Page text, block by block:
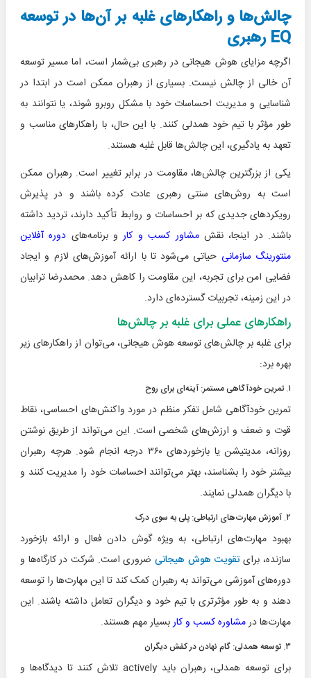
چالش‌ها و راهکارهای غلبه بر آن‌ها در توسعه
EQ رهبری
اگرچه مزایای هوش هیجانی در رهبری بی‌شمار است، اما مسیر توسعه
آن خالی از چالش نیست. بسیاری از رهبران ممکن است در ابتدا در
شناسایی و مدیریت احساسات خود با مشکل روبرو شوند، یا نتوانند به
طور مؤثر با تیم خود همدلی کنند. با این حال، با راهکارهای مناسب و
تعهد به یادگیری، این چالش‌ها قابل غلبه هستند.
یکی از بزرگترین چالش‌ها، مقاومت در برابر تغییر است. رهبران ممکن
است به روش‌های سنتی رهبری عادت کرده باشند و در پذیرش
رویکردهای جدیدی که بر احساسات و روابط تأکید دارند، تردید داشته
باشند. در اینجا، نقشمشاور کسب و کارو برنامه‌های دوره آفلاین
منتورینگ سازمانی حیاتی می‌شود تا با ارائه آموزش‌های لازم و ایجاد
فضایی امن برای تجربه، این مقاومت را کاهش دهد. محمدرضا ترابیان
در این زمینه، تجربیات گسترده‌ای دارد.
راهکارهای عملی برای غلبه بر چالش‌ها
برای غلبه بر چالش‌های توسعه هوش هیجانی، می‌توان از راهکارهای زیر
بهره برد:
۱. تمرین خودآگاهی مستمر: آینه‌ای برای روح
تمرین خودآگاهی شامل تفکر منظم در مورد واکنش‌های احساسی، نقاط
قوت و ضعف و ارزش‌های شخصی است. این می‌تواند از طریق نوشتن
روزانه، مدیتیشن یا بازخوردهای ۳۶۰ درجه انجام شود. هرچه رهبران
بیشتر خود را بشناسند، بهتر می‌توانند احساسات خود را مدیریت کنند و
با دیگران همدلی نمایند.
۲. آموزش مهارت‌های ارتباطی: پلی به سوی درک
بهبود مهارت‌های ارتباطی، به ویژه گوش دادن فعال و ارائه بازخورد
سازنده، برایتقویت هوش هیجانیضروری است. شرکت در کارگاه‌ها و
دوره‌های آموزشی می‌تواند به رهبران کمک کند تا این مهارت‌ها را توسعه
دهند و به طور مؤثرتری با تیم خود و دیگران تعامل داشته باشند. این
مهارت‌ها درمشاوره کسب و کاربسیار مهم هستند.
۳. توسعه همدلی: گام نهادن در کفش دیگران
برای توسعه همدلی، رهبران باید actively تلاش کنند تا دیدگاه‌ها و